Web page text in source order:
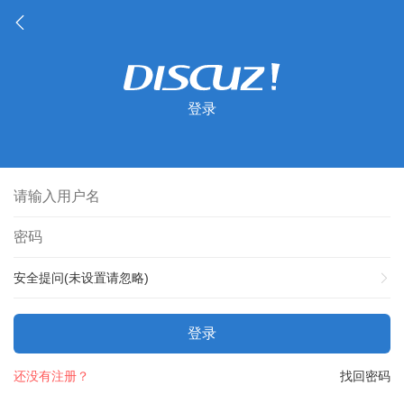
登录
安全提问(未设置请忽略)
登录
找回密码
还没有注册？